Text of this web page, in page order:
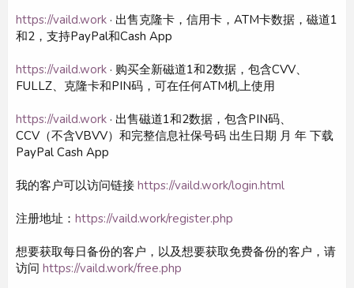
r
https://vaild.work · 出售克隆卡，信用卡，ATM卡数据，磁道1
和2，支持PayPal和Cash App
https://vaild.work · 购买全新磁道1和2数据，包含CVV、
FULLZ、克隆卡和PIN码，可在任何ATM机上使用
https://vaild.work · 出售磁道1和2数据，包含PIN码、
CCV（不含VBVV）和完整信息社保号码 出生日期 月 年 下载
PayPal Cash App
我的客户可以访问链接 https://vaild.work/login.html
注册地址： https://vaild.work/register.php
想要获取每日备份的客户，以及想要获取免费备份的客户，请
访问 https://vaild.work/free.php